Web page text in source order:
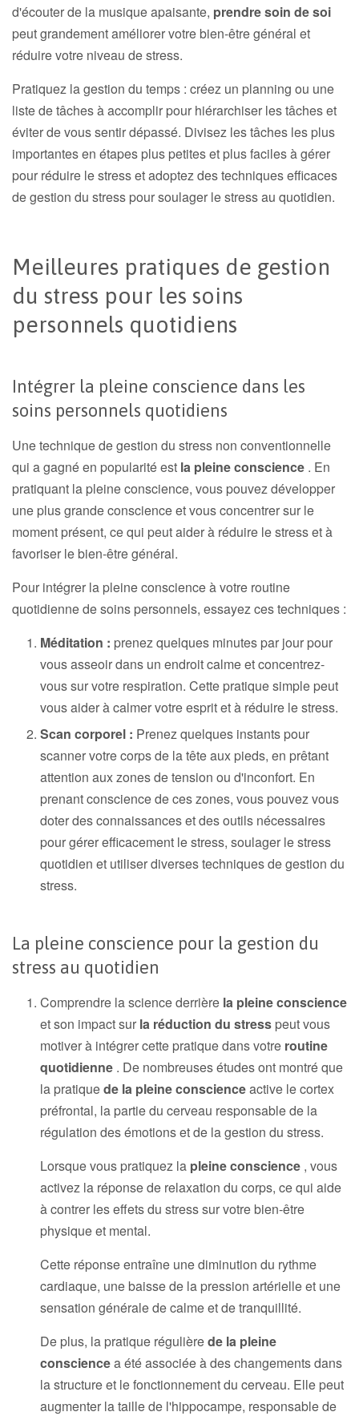
d'écouter de la musique apaisante, prendre soin de soi
peut grandement améliorer votre bien-être général et
réduire votre niveau de stress.
Pratiquez la gestion du temps : créez un planning ou une
liste de tâches à accomplir pour hiérarchiser les tâches et
éviter de vous sentir dépassé. Divisez les tâches les plus
importantes en étapes plus petites et plus faciles à gérer
pour réduire le stress et adoptez des techniques efficaces
de gestion du stress pour soulager le stress au quotidien.
Meilleures pratiques de gestion
du stress pour les soins
personnels quotidiens
Intégrer la pleine conscience dans les
soins personnels quotidiens
Une technique de gestion du stress non conventionnelle
qui a gagné en popularité est la pleine conscience . En
pratiquant la pleine conscience, vous pouvez développer
une plus grande conscience et vous concentrer sur le
moment présent, ce qui peut aider à réduire le stress et à
favoriser le bien-être général.
Pour intégrer la pleine conscience à votre routine
quotidienne de soins personnels, essayez ces techniques :
Méditation : prenez quelques minutes par jour pour
vous asseoir dans un endroit calme et concentrez-
vous sur votre respiration. Cette pratique simple peut
vous aider à calmer votre esprit et à réduire le stress.
Scan corporel : Prenez quelques instants pour
scanner votre corps de la tête aux pieds, en prêtant
attention aux zones de tension ou d'inconfort. En
prenant conscience de ces zones, vous pouvez vous
doter des connaissances et des outils nécessaires
pour gérer efficacement le stress, soulager le stress
quotidien et utiliser diverses techniques de gestion du
stress.
La pleine conscience pour la gestion du
stress au quotidien
Comprendre la science derrière la pleine conscience
et son impact sur la réduction du stress peut vous
motiver à intégrer cette pratique dans votre routine
quotidienne . De nombreuses études ont montré que
la pratiquede la pleine conscienceactive le cortex
préfrontal, la partie du cerveau responsable de la
régulation des émotions et de la gestion du stress.
Lorsque vous pratiquez la pleine conscience , vous
activez la réponse de relaxation du corps, ce qui aide
à contrer les effets du stress sur votre bien-être
physique et mental.
Cette réponse entraîne une diminution du rythme
cardiaque, une baisse de la pression artérielle et une
sensation générale de calme et de tranquillité.
De plus, la pratique régulièrede la pleine
consciencea été associée à des changements dans
la structure et le fonctionnement du cerveau. Elle peut
augmenter la taille de l'hippocampe, responsable de